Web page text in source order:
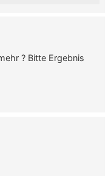
? Bitte Ergebnis